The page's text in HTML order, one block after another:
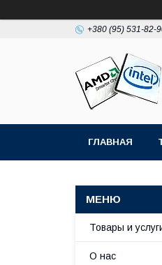
+380 (95) 531-82-
ГЛАВНАЯ
Товары и
О нас